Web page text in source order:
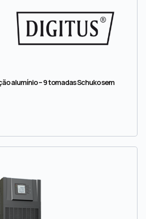
alumínio – 9 tomadas Schuko sem